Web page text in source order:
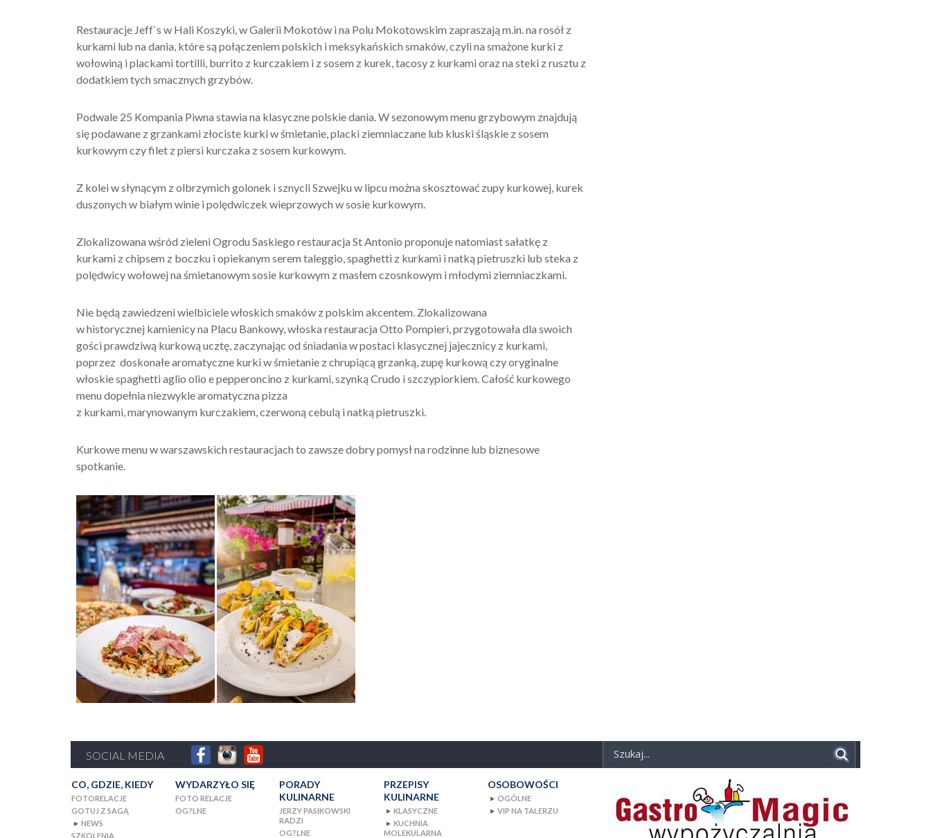
Restauracje Jeff`s w Hali Koszyki, w Galerii Mokotów i na Polu Mokotowskim zapraszają m.in. na rosół z
kurkami lub na dania, które są połączeniem polskich i meksykańskich smaków, czyli na smażone kurki z
wołowiną i plackami tortilli, burrito z kurczakiem i z sosem z kurek, tacosy z kurkami oraz na steki z rusztu z
dodatkiem tych smacznych grzybów.
Podwale 25 Kompania Piwna stawia na klasyczne polskie dania. W sezonowym menu grzybowym znajdują
się podawane z grzankami złociste kurki w śmietanie, placki ziemniaczane lub kluski śląskie z sosem
kurkowym czy filet z piersi kurczaka z sosem kurkowym.
Z kolei w słynącym z olbrzymich golonek i sznycli Szwejku w lipcu można skosztować zupy kurkowej, kurek
duszonych w białym winie i polędwiczek wieprzowych w sosie kurkowym.
Zlokalizowana wśród zieleni Ogrodu Saskiego restauracja St Antonio proponuje natomiast sałatkę z
kurkami z chipsem z boczku i opiekanym serem taleggio, spaghetti z kurkami i natką pietruszki lub steka z
polędwicy wołowej na śmietanowym sosie kurkowym z masłem czosnkowym i młodymi ziemniaczkami.
Nie będą zawiedzeni wielbiciele włoskich smaków z polskim akcentem. Zlokalizowana
w historycznej kamienicy na Placu Bankowy, włoska restauracja Otto Pompieri, przygotowała dla swoich
gości prawdziwą kurkową ucztę, zaczynając od śniadania w postaci klasycznej jajecznicy z kurkami,
poprzez doskonałe aromatyczne kurki w śmietanie z chrupiącą grzanką, zupę kurkową czy oryginalne
włoskie spaghetti aglio olio e pepperoncino z kurkami, szynką Crudo i szczypiorkiem. Całość kurkowego
menu dopełnia niezwykle aromatyczna pizza
z kurkami, marynowanym kurczakiem, czerwoną cebulą i natką pietruszki.
Kurkowe menu w warszawskich restauracjach to zawsze dobry pomysł na rodzinne lub biznesowe
spotkanie.
SOCIAL MEDIA
CO, GDZIE, KIEDY
FOTORELACJE
GOTUJ Z SAGĄ
▼ NEWS
SZKOLENIA
WYDARZYŁO SIĘ
FOTO RELACJE
OG?LNE
PORADY
KULINARNE
JERZY PASIKOWSKI
RADZI
OG?LNE
PRZEPISY
KULINARNE
▼ KLASYCZNE
CIASTO
▼ KUCHNIA
MOLEKULARNA
OSOBOWOŚCI
▼ OGÓLNE
▼ VIP NA TALERZU